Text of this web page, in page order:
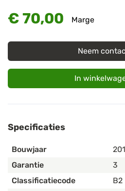
€ 70,00 Marge
Neem
In
Specificaties
Bouwjaar
Garantie
3
Classificatiecode
B2